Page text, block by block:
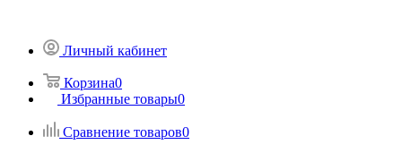
Личный кабинет
Корзина0
Избранные товары0
Сравнение товаров0